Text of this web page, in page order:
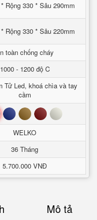
Rộng 330 * Sâu 290mm
Rộng 330 * Sâu 220mm
toàn chống cháy
1000 - 1200 độ C
Tử Led, khoá chìa và tay
cầm
Xanh Nâu Đỏ Trắng
WELKO
36 Tháng
5.700.000 VNĐ
Mô tả